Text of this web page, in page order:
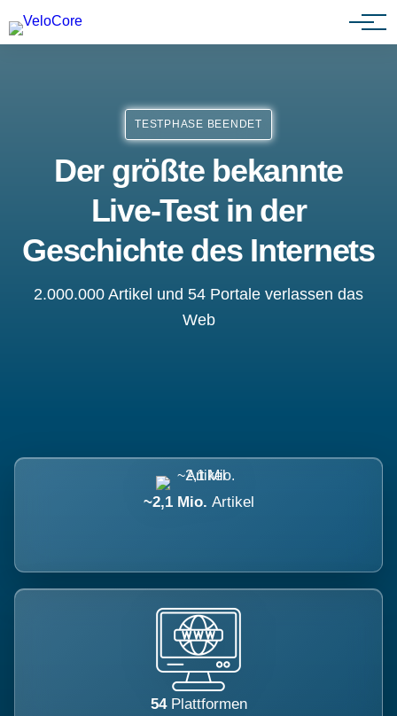
Agenturen & Webdesigner
TESTPHASE BEENDET
Der größte bekannte
Live-Test in der
Geschichte des Internets
2.000.000 Artikel und 54 Portale verlassen das
Web
~2,1 Mio. Artikel
54 Plattformen